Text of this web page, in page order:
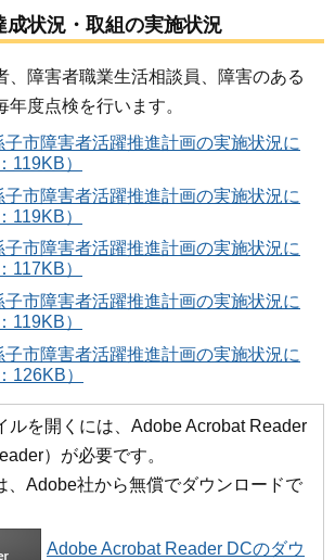
成状況・取組の実施状況
、障害者職業生活相談員、障害のある
度点検を行います。
市障害者活躍推進計画の実施状況に
119KB）
市障害者活躍推進計画の実施状況に
119KB）
市障害者活躍推進計画の実施状況に
117KB）
市障害者活躍推進計画の実施状況に
119KB）
市障害者活躍推進計画の実施状況に
126KB）
ルを開くには、Adobe Acrobat Reader
）が必要です。
、Adobe社から無償でダウンロードで
Adobe Acrobat Reader DCのダウ